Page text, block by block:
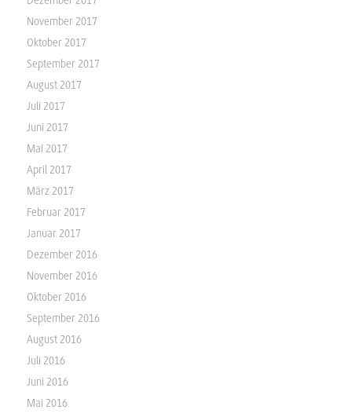
November 2017
Oktober 2017
September 2017
August 2017
Juli 2017
Juni 2017
Mai 2017
April 2017
März 2017
Februar 2017
Januar 2017
Dezember 2016
November 2016
Oktober 2016
September 2016
August 2016
Juli 2016
Juni 2016
Mai 2016